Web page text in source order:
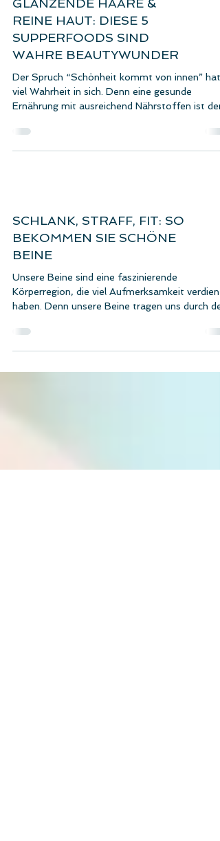
GLÄNZENDE HAARE &
REINE HAUT: DIESE 5
SUPPERFOODS SIND
WAHRE BEAUTYWUNDER
Der Spruch “Schönheit kommt von innen” hat
SCHLANK, STRAFF, FIT: SO
BEKOMMEN SIE SCHÖNE
BEINE
Unsere Beine sind eine faszinierende
Alltag...